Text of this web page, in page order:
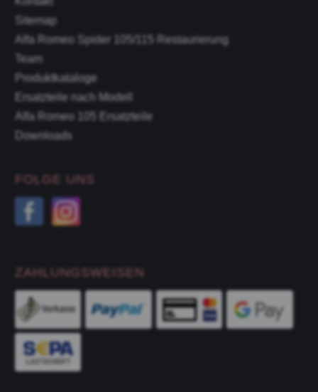
Sitemap
Alfa Romeo Spider 105/115 Restaurierung
Team
Produktkataloge
Ersatzteile nach Modell
Alfa Romeo 105 Ersatzteile
Downloads
FOLGE UNS
ZAHLUNGSWEISEN